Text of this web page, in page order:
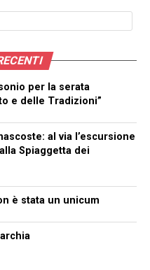
per la serata
e delle Tradizioni”
al via l’escursione
Spiaggetta dei
è stata un unicum